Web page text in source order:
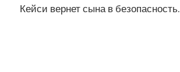
Кейси вернет сына в безопасность.